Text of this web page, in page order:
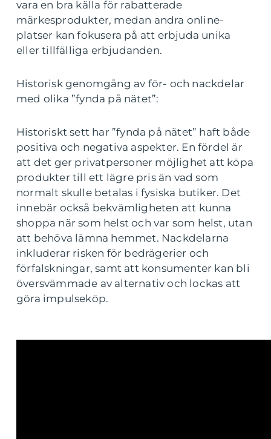
vara en bra källa för rabatterade
märkesprodukter, medan andra online-
platser kan fokusera på att erbjuda unika
eller tillfälliga erbjudanden.
Historisk genomgång av för- och nackdelar
med olika ”fynda på nätet”:
Historiskt sett har ”fynda på nätet” haft både
positiva och negativa aspekter. En fördel är
att det ger privatpersoner möjlighet att köpa
produkter till ett lägre pris än vad som
normalt skulle betalas i fysiska butiker. Det
innebär också bekvämligheten att kunna
shoppa när som helst och var som helst, utan
att behöva lämna hemmet. Nackdelarna
inkluderar risken för bedrägerier och
förfalskningar, samt att konsumenter kan bli
översvämmade av alternativ och lockas att
göra impulseköp.